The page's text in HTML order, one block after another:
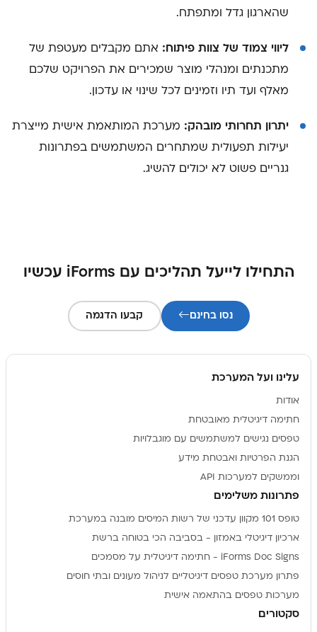
שהארגון גדל ומתפתח.
ליווי צמוד של צוות פיתוח: אתם מקבלים מעטפת של
מתכנתים ומנהלי מוצר שמכירים את הפרויקט שלכם
מאלף ועד תיו וזמינים לכל שינוי או עדכון.
יתרון תחרותי מובהק: מערכת המותאמת אישית מייצרת
יעילות תפעולית שמתחרים המשתמשים בפתרונות
גנריים פשוט לא יכולים להשיג.
התחילו לייעל תהליכים עם iForms עכשיו
נסו בחינם קבעו הדגמה
עלינו ועל המערכת
אודות
חתימה דיגיטלית מאובטחת
טפסים נגישים למשתמשים עם מוגבלויות
הגנת הפרטיות ואבטחת מידע
וממשקים למערכות API
פתרונות משלימים
טופס 101 מקוון עדכני של רשות המיסים מובנה במערכת
ארכיון דיגיטלי באמזון - בסביבה הכי בטוחה ברשת
iForms Doc Signs - חתימה דיגיטלית על מסמכים
פתרון מערכת טפסים דיגיטליים לניהול מעונים ובתי חוסים
מערכות טפסים בהתאמה אישית
סקטורים